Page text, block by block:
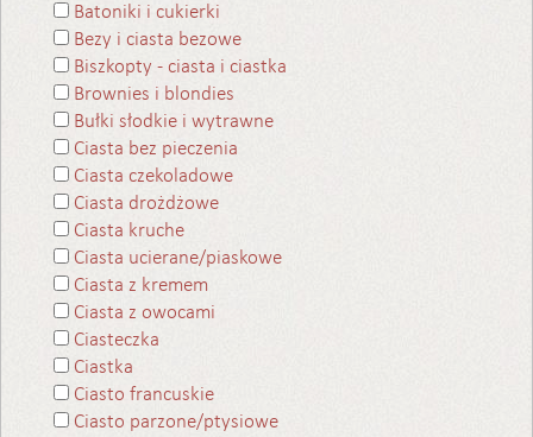
Batoniki i cukierki
Bezy i ciasta bezowe
Biszkopty - ciasta i ciastka
Brownies i blondies
Bułki słodkie i wytrawne
Ciasta bez pieczenia
Ciasta czekoladowe
Ciasta drożdżowe
Ciasta kruche
Ciasta ucierane/piaskowe
Ciasta z kremem
Ciasta z owocami
Ciasteczka
Ciastka
Ciasto francuskie
Ciasto parzone/ptysiowe